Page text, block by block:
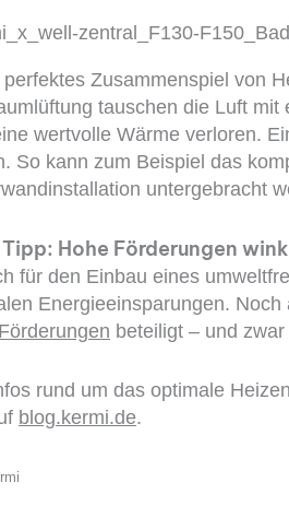
Zusammenspiel von
tauschen die Luft
wertvolle Wärme verloren.
So kann zum Beispiel das
untergebracht
Hohe Förderungen
für den Einbau eines
Energieeinsparungen.
Förderungen beteiligt – und
rund um das optimale
blog.kermi.de.